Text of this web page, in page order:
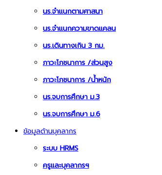
นร.จำแนกตามศาสนา
นร.จำแนกความขาดแคลน
นร.เดินทางเกิน 3 กม.
ภาวะโภชนาการ /ส่วนสูง
ภาวะโภชนาการ /น้ำหนัก
นร.จบการศึกษา ม.3
นร.จบการศึกษา ม.6
ข้อมูลด้านบุคลากร
ระบบ HRMS
ครูและบุคลากรฯ